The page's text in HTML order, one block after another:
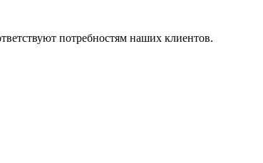
потребностям наших клиентов.